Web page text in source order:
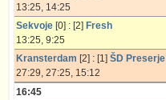
13:25, 14:25
Sekvoje [0] : [2] Fresh
13:25, 9:25
Kransterdam [2] : [1] ŠD Preserje
27:29, 27:25, 15:12
16:45